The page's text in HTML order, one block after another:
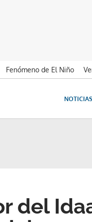
Fenómeno de El Niño
NOTICIAS
del